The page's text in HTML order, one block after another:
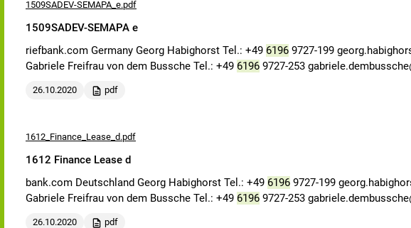
1509SADEV-SEMAPA_e.pdf
1509SADEV-SEMAPA e
riefbank.com Germany Georg Habighorst Tel.: +49 6196 9727-199
Gabriele Freifrau von dem Bussche Tel.: +49 6196 9727-253
26.10.2020 pdf
1612_Finance_Lease_d.pdf
1612 Finance Lease d
bank.com Deutschland Georg Habighorst Tel.: +49 6196 9727-199
Gabriele Freifrau von dem Bussche Tel.: +49 6196 9727-253
26.10.2020 pdf